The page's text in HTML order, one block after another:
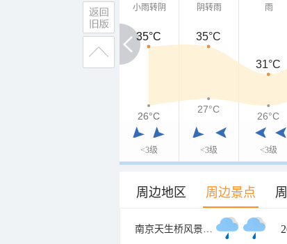
小雨转阴
<3级
阴转雨
<3级
雨
<3级
35°C
35°C 35°C
31°C
26°C
26°C
27°C
26°C
周边地区 周边景点
南京天生桥风景名胜区